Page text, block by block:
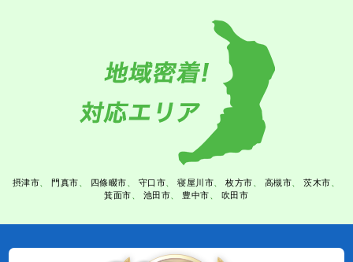
摂津市 門真市 四條畷市 守口市 寝屋川市 枚方市 高槻市
茨木市
箕面市
池田市 豊中市 吹田市